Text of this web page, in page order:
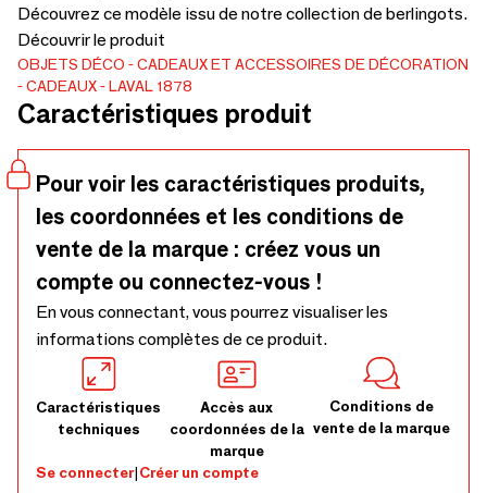
Découvrez ce modèle issu de notre collection de berlingots.
Découvrir le produit
OBJETS DÉCO
CADEAUX ET ACCESSOIRES DE DÉCORATION
CADEAUX
LAVAL 1878
Caractéristiques produit
Pour voir les caractéristiques produits,
les coordonnées et les conditions de
vente de la marque : créez vous un
compte ou connectez-vous !
En vous connectant, vous pourrez visualiser les
informations complètes de ce produit.
Caractéristiques
techniques
Accès aux
coordonnées de la
marque
Conditions de
vente de la marque
Se connecter|Créer un compte